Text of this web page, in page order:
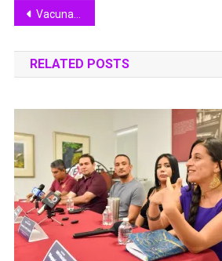
Navegación
de
entradas
Vacunación contra Sarampión, VPH e Influenza en Colima| Llamado Urgente de Secretaría de Salud
RELATED POSTS